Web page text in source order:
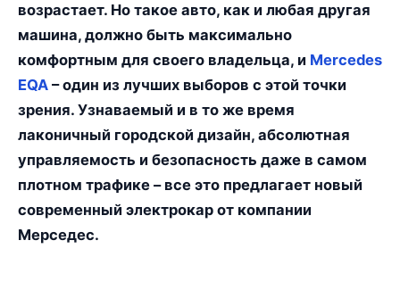
возрастает. Но такое авто, как и любая другая
машина, должно быть максимально
комфортным для своего владельца, и Mercedes
EQA – один из лучших выборов с этой точки
зрения. Узнаваемый и в то же время
лаконичный городской дизайн, абсолютная
управляемость и безопасность даже в самом
плотном трафике – все это предлагает новый
современный электрокар от компании
Мерседес.